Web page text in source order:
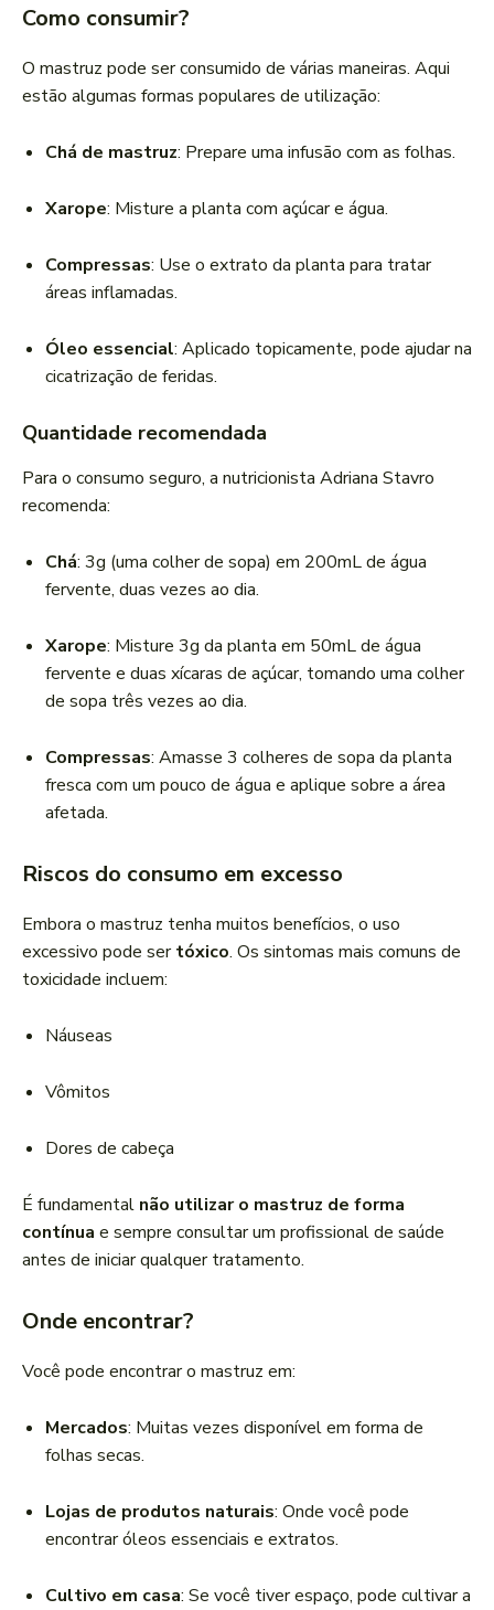
Como consumir?
O mastruz pode ser consumido de várias maneiras. Aqui
estão algumas formas populares de utilização:
Chá de mastruz: Prepare uma infusão com as folhas.
Xarope: Misture a planta com açúcar e água.
Compressas: Use o extrato da planta para tratar
áreas inflamadas.
Óleo essencial: Aplicado topicamente, pode ajudar na
cicatrização de feridas.
Quantidade recomendada
Para o consumo seguro, a nutricionista Adriana Stavro
recomenda:
Chá: 3g (uma colher de sopa) em 200mL de água
fervente, duas vezes ao dia.
Xarope: Misture 3g da planta em 50mL de água
fervente e duas xícaras de açúcar, tomando uma colher
de sopa três vezes ao dia.
Compressas: Amasse 3 colheres de sopa da planta
fresca com um pouco de água e aplique sobre a área
afetada.
Riscos do consumo em excesso
Embora o mastruz tenha muitos benefícios, o uso
excessivo pode sertóxico. Os sintomas mais comuns de
toxicidade incluem:
Náuseas
Vômitos
Dores de cabeça
É fundamental não utilizar o mastruz de forma
contínua e sempre consultar um profissional de saúde
antes de iniciar qualquer tratamento.
Onde encontrar?
Você pode encontrar o mastruz em:
Mercados: Muitas vezes disponível em forma de
folhas secas.
Lojas de produtos naturais: Onde você pode
encontrar óleos essenciais e extratos.
Cultivo em casa: Se você tiver espaço, pode cultivar a